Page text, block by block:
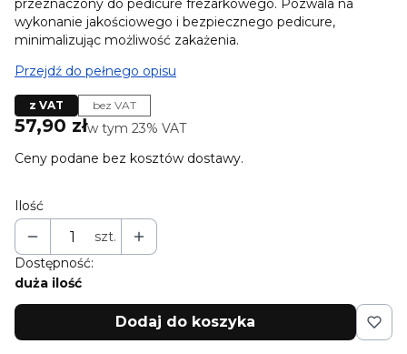
przeznaczony do pedicure frezarkowego. Pozwala na
wykonanie jakościowego i bezpiecznego pedicure,
minimalizując możliwość zakażenia.
Przejdź do pełnego opisu
z VAT bez VAT
Cena
57,90 złw tym 23% VAT
w tym 23% VAT
Ceny podane bez kosztów dostawy.
Ilość
szt.
Dostępność:
duża ilość
Dodaj do koszyka